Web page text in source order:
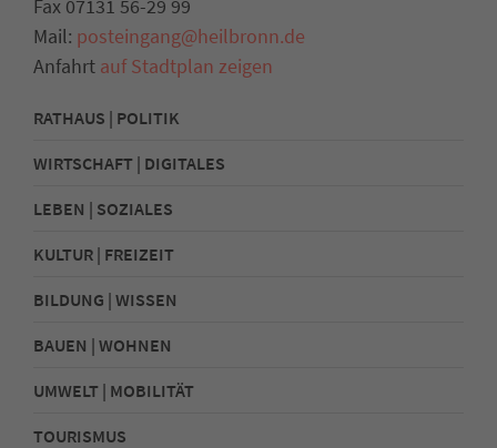
Fax 07131 56-29 99
Mail: posteingang@heilbronn.de
Anfahrt auf Stadtplan zeigen
RATHAUS | POLITIK
WIRTSCHAFT | DIGITALES
LEBEN | SOZIALES
KULTUR | FREIZEIT
BILDUNG | WISSEN
BAUEN | WOHNEN
UMWELT | MOBILITÄT
TOURISMUS